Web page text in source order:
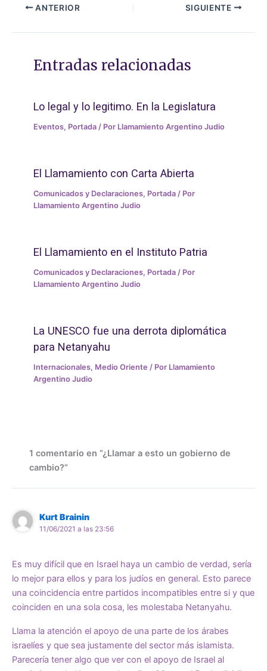
ANTERIOR SIGUIENTE
Entradas relacionadas
Lo legal y lo legitimo. En la Legislatura
Eventos, Portada / Por Llamamiento Argentino Judio
El Llamamiento con Carta Abierta
Comunicados y Declaraciones, Portada / Por
Llamamiento Argentino Judio
El Llamamiento en el Instituto Patria
Comunicados y Declaraciones, Portada / Por
Llamamiento Argentino Judio
La UNESCO fue una derrota diplomática
para Netanyahu
Internacionales, Medio Oriente / Por Llamamiento
Argentino Judio
1 comentario en “¿Llamar a esto un gobierno de
cambio?”
Kurt Brainin
11/06/2021 a las 23:56
Es muy difícil que en Israel haya un cambio de verdad, sería
lo mejor para ellos y para los judíos en general. Esto parece
una coincidencia entre partidos incompatibles entre si y que
coinciden en una sola cosa, les molestaba Netanyahu.
Llama la atención el apoyo de una parte de los árabes
israelíes y que sea justamente del sector más islamista.
Parecería tener algo que ver con el apoyo de Israel al